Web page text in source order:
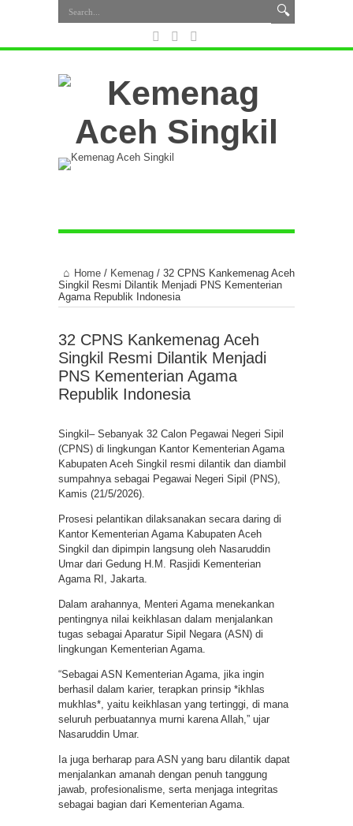
Home / Kemenag / 32 CPNS Kankemenag Aceh
Singkil Resmi Dilantik Menjadi PNS Kementerian
Agama Republik Indonesia
32 CPNS Kankemenag Aceh
Singkil Resmi Dilantik Menjadi
PNS Kementerian Agama
Republik Indonesia
Singkil– Sebanyak 32 Calon Pegawai Negeri Sipil
(CPNS) di lingkungan Kantor Kementerian Agama
Kabupaten Aceh Singkil resmi dilantik dan diambil
sumpahnya sebagai Pegawai Negeri Sipil (PNS),
Kamis (21/5/2026).
Prosesi pelantikan dilaksanakan secara daring di
Kantor Kementerian Agama Kabupaten Aceh
Singkil dan dipimpin langsung oleh Nasaruddin
Umar dari Gedung H.M. Rasjidi Kementerian
Agama RI, Jakarta.
Dalam arahannya, Menteri Agama menekankan
pentingnya nilai keikhlasan dalam menjalankan
tugas sebagai Aparatur Sipil Negara (ASN) di
lingkungan Kementerian Agama.
“Sebagai ASN Kementerian Agama, jika ingin
berhasil dalam karier, terapkan prinsip *ikhlas
mukhlas*, yaitu keikhlasan yang tertinggi, di mana
seluruh perbuatannya murni karena Allah,” ujar
Nasaruddin Umar.
Ia juga berharap para ASN yang baru dilantik dapat
menjalankan amanah dengan penuh tanggung
jawab, profesionalisme, serta menjaga integritas
sebagai bagian dari Kementerian Agama.